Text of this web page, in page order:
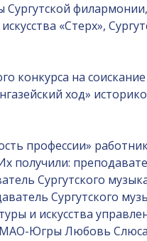
«Стерх»,
на
ход»
профессии»
получили:
Сургутского
Сургутского
и искусства
Югры Любовь